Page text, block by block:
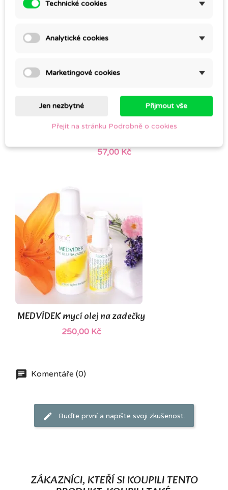
SUCHÉ UBROUSKY PERLIČKA v igelitovém sáčku
57,00 Kč
MEDVÍDEK mycí olej na zadečky
250,00 Kč
Komentáře (0)
Buďte první a napište svoji zkušenost.
ZÁKAZNÍCI, KTEŘÍ SI KOUPILI TENTO
Technické cookies
Analytické cookies
Marketingové cookies
Jen nezbytné Přijmout vše
Přejít na stránku Podrobně o cookies